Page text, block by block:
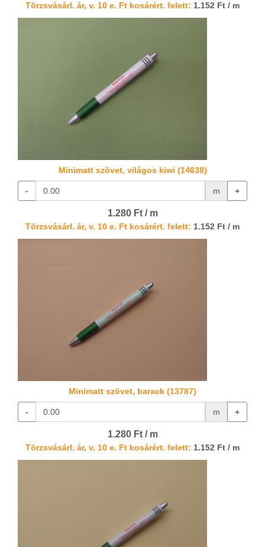
Törzsvásárl. ár, v. 10 e. Ft kosárért. felett: 1.152 Ft / m
Minimatt szövet, világos kiwi (14638)
- m +
1.280 Ft / m
Törzsvásárl. ár, v. 10 e. Ft kosárért. felett: 1.152 Ft / m
Minimatt szövet, barack (13787)
- m +
1.280 Ft / m
Törzsvásárl. ár, v. 10 e. Ft kosárért. felett: 1.152 Ft / m